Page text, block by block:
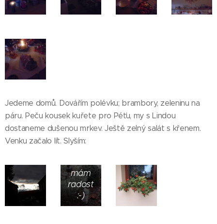
Jedeme domů. Dovářím polévku; brambory, zeleninu na
páru. Peču kousek kuřete pro Péťu, my s Lindou
dostaneme dušenou mrkev. Ještě zelný salát s křenem.
Venku začalo lít. Slyším:
rádi
zastaví
u
našeho
mám
radost
:-)